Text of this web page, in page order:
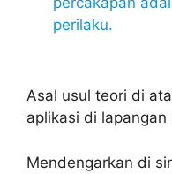
perilaku.
Asal usul teori di
aplikasi di
Mendengarkan di